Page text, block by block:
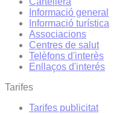
Informació general
Informació turística
Associacions
Centres de salut
Telèfons d'interès
Enllaços d'interés
Tarifes
Tarifes publicitat